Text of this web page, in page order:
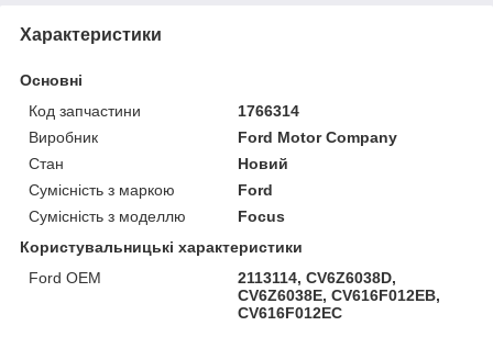
Характеристики
Основні
Код запчастини
1766314
Виробник
Ford Motor Company
Стан
Новий
Сумісність з маркою
Ford
Сумісність з моделлю
Focus
Користувальницькі характеристики
Ford OEM
2113114, CV6Z6038D,
CV6Z6038E, CV616F012EB,
CV616F012EC